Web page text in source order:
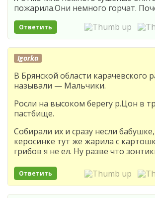
пожарила.Они немного горчат.
Ответить
Igorka
В Брянской области карачевского
называли — Мальчики.
Росли на высоком берегу р.Цон в
пастбище.
Собирали их и сразу несли
керосинке тут же жарила с
грибов я не ел. Ну разве что
Ответить